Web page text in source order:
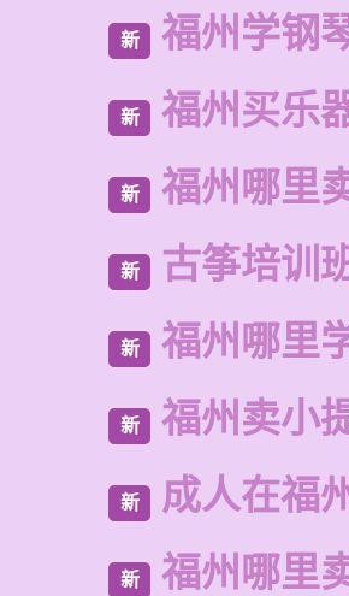
新 福州学钢
新 福州买乐
新 福州哪里
新 古筝培训
新 福州哪里
新 福州卖小
新 成人在福
新 福州哪里